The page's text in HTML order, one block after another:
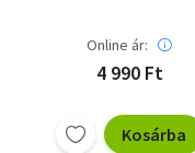
Online ár:
4 990 Ft
Kosárba